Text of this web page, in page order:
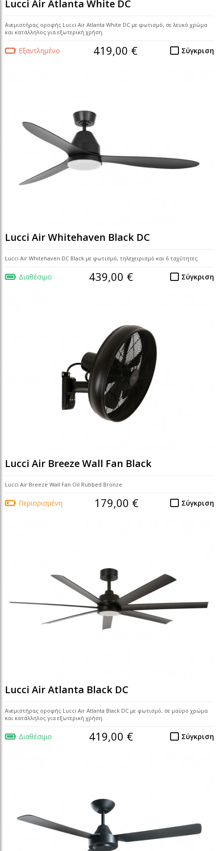
Lucci Air Atlanta White DC
Ανεμιστήρας οροφής Lucci Air Atlanta White DC με φωτισμό, σε λευκό χρώμα
και κατάλληλος για εξωτερική χρήση.
Εξαντλημένο Σύγκριση
419,00 €
Lucci Air Whitehaven Black DC
Lucci Air Whitehaven DC Black με φωτισμό, τηλεχειρισμό και 6 ταχύτητες
Διαθέσιμο Σύγκριση
439,00 €
Lucci Air Breeze Wall Fan Black
Lucci Air Breeze Wall Fan Oil Rubbed Bronze
Περιορισμένη Σύγκριση
179,00 €
Lucci Air Atlanta Black DC
Ανεμιστήρας οροφής Lucci Air Atlanta Black DC με φωτισμό, σε μαύρο χρώμα
και κατάλληλος για εξωτερική χρήση.
Διαθέσιμο Σύγκριση
419,00 €